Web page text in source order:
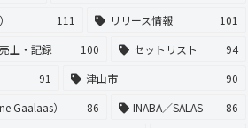
111 リリース情報
101
売上・記録 100 セットリスト
94
91 津山市
90
Gaalaas）
86 INABA／SALAS
86